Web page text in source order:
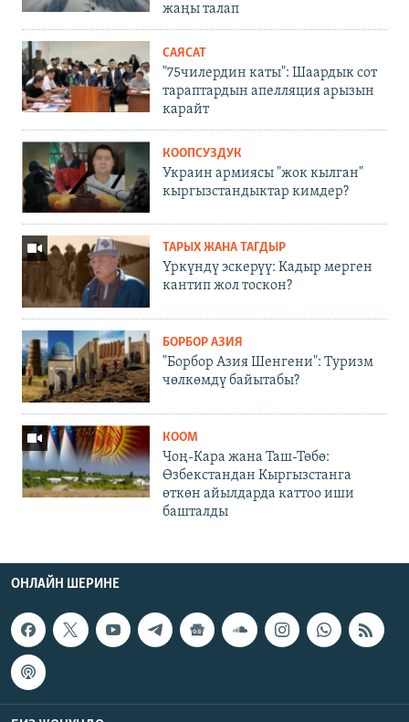
жаңы талап
САЯСАТ
"75чилердин каты": Шаардык сот
тараптардын апелляция арызын
карайт
КООПСУЗДУК
Украин армиясы "жок кылган"
кыргызстандыктар кимдер?
ТАРЫХ ЖАНА ТАГДЫР
Үркүндү эскерүү: Кадыр мерген
кантип жол тоскон?
БОРБОР АЗИЯ
"Борбор Азия Шенгени": Туризм
чөлкөмдү байытабы?
КООМ
Чоң-Кара жана Таш-Төбө:
Өзбекстандан Кыргызстанга
өткөн айылдарда каттоо иши
башталды
ОНЛАЙН ШЕРИНЕ